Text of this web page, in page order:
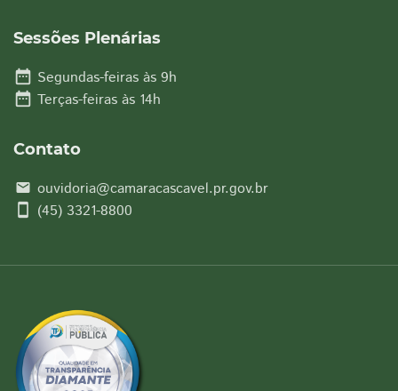
Sessões Plenárias
date_range Segundas-feiras às 9h
date_range Terças-feiras às 14h
Contato
email ouvidoria@camaracascavel.pr.gov.br
smartphone (45) 3321-8800